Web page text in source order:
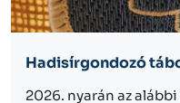
Hadisírgondozó
2026. nyarán az